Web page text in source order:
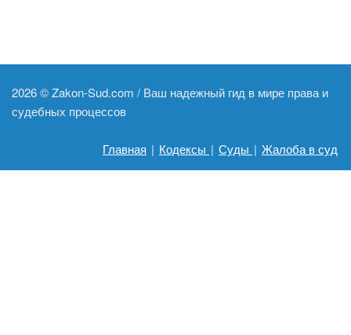
2026 ©Zakon-Sud.com / Ваш надежный гид в мире права и
судебных процессов
Главная | Кодексы | Суды | Жалоба в суд